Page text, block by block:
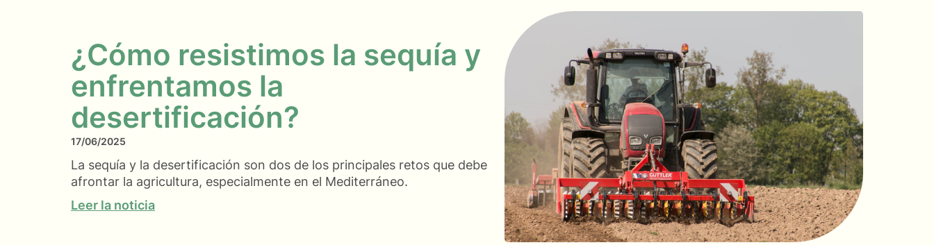
¿Cómo resistimos la sequía y
enfrentamos la
desertificación?
17/06/2025
La sequía y la desertificación son dos de los principales retos que debe
afrontar la agricultura, especialmente en el Mediterráneo.
Leer la noticia